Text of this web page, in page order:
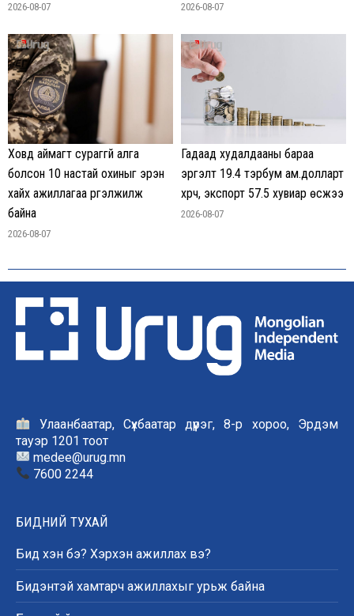
2026-08-07 2026-08-07
Ховд аймагт сураггүй алга
болсон 10 настай охиныг эрэн
хайх ажиллагаа үргэлжилж
байна
2026-08-07
Гадаад худалдааны бараа
эргэлт 19.4 тэрбум ам.долларт
хүрч, экспорт 57.5 хувиар өсжээ
2026-08-07
Улаанбаатар, Сүхбаатар дүүрэг, 8-р хороо, Эрдэм
тауэр 1201 тоот
medee@urug.mn
7600 2244
БИДНИЙ ТУХАЙ
Бид хэн бэ? Хэрхэн ажиллах вэ?
Бидэнтэй хамтарч ажиллахыг урьж байна